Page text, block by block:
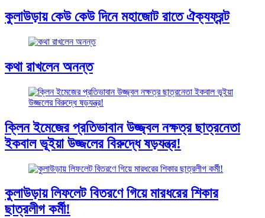
কুলাউড়ায় কেউ কেউ দিনে মহাজোট রাতে ঐক্যফ্রন্ট
কথা রাখলেন অনন্ত
ক্লিন ইমেজের প্রতিভাবান উজ্জ্বল নক্ষত্র ছাত্রনেতা
ইকবাল ভূইয়া উজ্জলের বিরুদ্ধে ষড়যন্ত্র!
কুলাউড়ায় লিফলেট বিতরণে গিয়ে মারধরের শিকার
ছাত্রলীগ কর্মী!